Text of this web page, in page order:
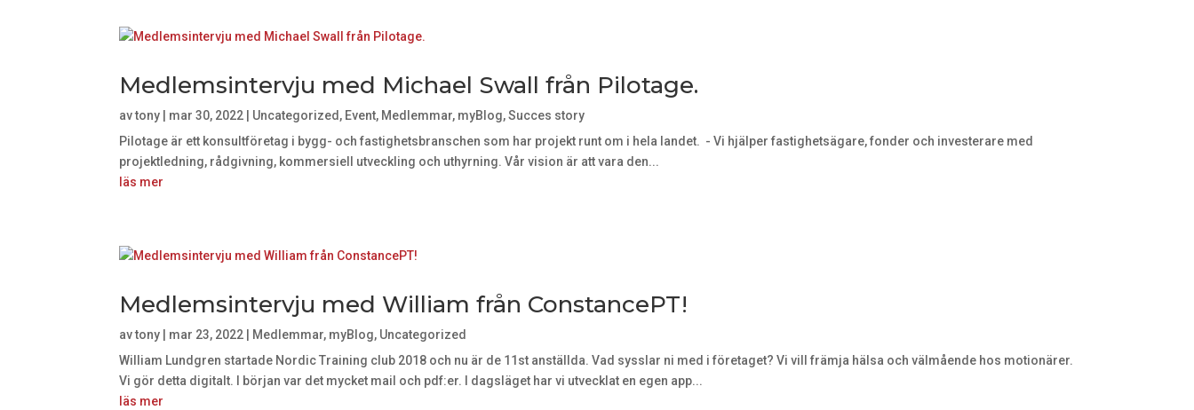
Medlemsintervju med Michael Swall från Pilotage.
avtony mar 30, 2022 Uncategorized , Event, Medlemmar, myBlog,Succes story
Pilotage är ett konsultföretag i bygg- och fastighetsbranschen som har projekt runt om i hela landet. - Vi hjälper fastighetsägare, fonder och investerare med
projektledning, rådgivning, kommersiell utveckling och uthyrning. Vår vision är att vara den...
läs mer
Medlemsintervju med William från ConstancePT!
avtony mar 23, 2022 Medlemmar, myBlog, Uncategorized
William Lundgren startade Nordic Training club 2018 och nu är de 11st anställda. Vad sysslar ni med i företaget? Vi vill främja hälsa och välmående hos motionärer.
Vi gör detta digitalt. I början var det mycket mail och pdf:er. I dagsläget har vi utvecklat en egen app...
läs mer